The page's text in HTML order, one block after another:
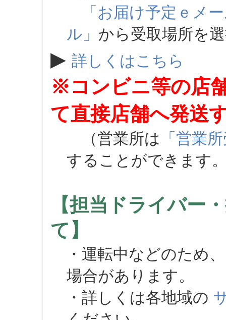
「お届け予定ｅメ
ル」 から受取場所を
▶ 詳しくはこちら
※コンビニ等の店
て直接店舗へ発送
（営業所は 「営業
することができます
【担当ドライバー
て】
・運転中などのため
場合があります。
・詳しくは各地域の